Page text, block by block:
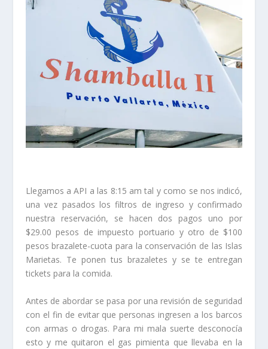
Llegamos a API a las 8:15 am tal y como se nos indicó,
una vez pasados los filtros de ingreso y confirmado
nuestra reservación, se hacen dos pagos uno por
$29.00 pesos de impuesto portuario y otro de $100
pesos brazalete-cuota para la conservación de las Islas
Marietas. Te ponen tus brazaletes y se te entregan
tickets para la comida.
Antes de abordar se pasa por una revisión de seguridad
con el fin de evitar que personas ingresen a los barcos
con armas o drogas. Para mi mala suerte desconocía
esto y me quitaron el gas pimienta que llevaba en la